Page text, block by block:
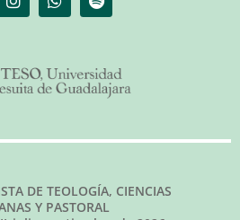
DE TEOLOGÍA, CIENCIAS
Y PASTORAL